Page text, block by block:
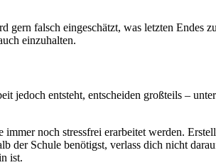
falsch eingeschätzt, was letzten Endes
einzuhalten.
jedoch entsteht, entscheiden großteils –
noch stressfrei erarbeitet werden.
der Schule benötigst, verlass dich nicht
ist.